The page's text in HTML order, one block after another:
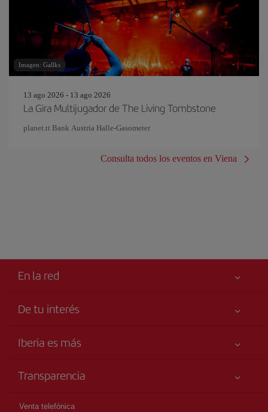
Imagen: Gallks
13 ago 2026 - 13 ago 2026
La Gira Multijugador de The Living Tombstone
planet.tt Bank Austria Halle-Gasometer
Consulta todos los eventos en Viena
En la red
De tu interés
Accesibilidad
Mapa del sitio
Iberia es más
Grupo Iberia
Accionistas e Inversores
Transparencia
Venta telefónica